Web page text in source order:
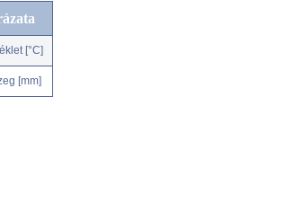
[°C]
[mm]